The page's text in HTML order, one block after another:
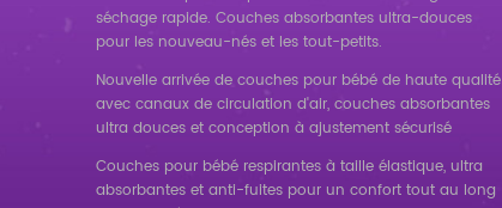
séchage rapide. Couches absorbantes ultra-douces
pour les nouveau-nés et les tout-petits.
Nouvelle arrivée de couches pour bébé de haute qualité
avec canaux de circulation d'air, couches absorbantes
ultra douces et conception à ajustement sécurisé
Couches pour bébé respirantes à taille élastique, ultra
absorbantes et anti-fuites pour un confort tout au long